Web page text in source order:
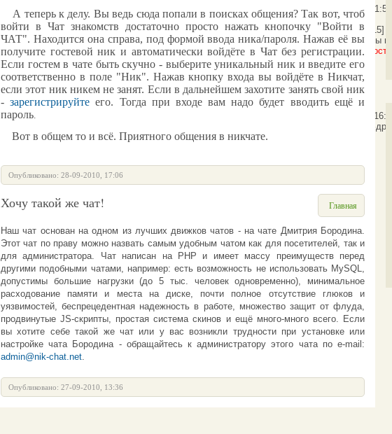
[23:41:52]
<topalex> [23:41:58]
<Ботинок>Всем привет! [23:42:15]
<Ботинок>topalex: А не зашли бы
Гость426: Привета! [16:38:20]
Гость756:
А теперь к делу. Вы ведь сюда попали в поисках общения? Так вот, чтоб
войти в Чат знакомств достаточно просто нажать кнопочку "Войти в
ЧАТ". Находится она справа, под формой ввода ника/пароля. Нажав её вы
получите гостевой ник и автоматически войдёте в Чат без регистрации.
Если гостем в чате быть скучно - выберите уникальный ник и введите его
соответственно в поле "Ник". Нажав кнопку входа вы войдёте в Никчат,
если этот ник никем не занят. Если в дальнейшем захотите занять свой ник
-зарегистрируйте его. Тогда при входе вам надо будет вводить ещё и
пароль.
Вот в общем то и всё. Приятного общения в никчате.
Опубликовано: 28-09-2010, 17:06
Хочу такой же чат! Главная
Нашчат основан на одном из лучших движков чатов - начате Дмитрия Бородина
Этотчат по праву можно назвать самым удобным чатом как для посетителей, так и
для администратора. Чатнаписан на PHP и имеет массу преимуществ перед
другими подобными чатами, например: есть возможность не использовать MySQL,
допустимы большие нагрузки (до 5 тыс. человек одновременно), минимальное
расходование памяти и места на диске, почти полное отсутствие глюков и
уязвимостей, беспрецедентная надежность в работе, множество защит от флуда,
продвинутые JS-скрипты, простая система скинов и ещё много-много всего.
Если
вы хотите себе такой же чат или у вас возникли трудности при установке или
настройкечата Бородина - обращайтесь к администратору этого чата по e-mail:
admin@nik-chat.net
Опубликовано: 27-09-2010, 13:36